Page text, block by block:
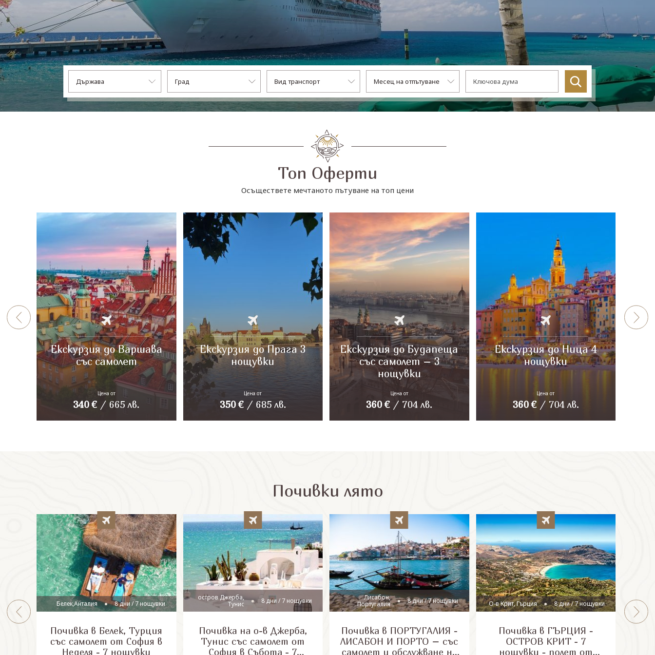
Топ Оферти
Осъществете мечтаното пътуване на топ цени
Екскурзия до Варшава
със самолет
Цена от
340 € / 665 лв.
Екскурзия до Прага 3
нощувки
Цена от
350 €/ 685 лв.
Екскурзия до Будапеща
със самолет – 3
нощувки
Цена от
360 € / 704 лв.
Екскурзия до Ница 4
нощувки
Цена от
360 €/ 704 лв.
Почивки лято
Белек,Анталия 8 дни / 7 нощувки
Почивка в Белек, Турция
със самолет от София в
Неделя - 7 нощувки
остров Джерба,
Тунис
8 дни / 7 нощувки
Почивка на о-в Джерба,
Тунис със самолет от
София в Събота - 7
Лисабон,
Португалия
8 дни / 7 нощувки
Почивка в ПОРТУГАЛИЯ -
ЛИСАБОН И ПОРТО – със
самолет и обслужване на
О-в Крит, Гърция 8 дни / 7 нощувки
Почивка в ГЪРЦИЯ -
ОСТРОВ КРИТ - 7
нощувки - полет от